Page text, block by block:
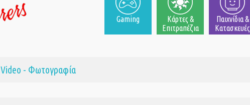
Gaming
Κάρτες &
Επιτραπέζια
Παιχνίδια &
Κατασκευές
Video - Φωτογραφία